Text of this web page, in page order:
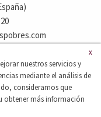
responsabilidad
x
nuestros servicios y
mediante el análisis de
consideramos que
obtener más información